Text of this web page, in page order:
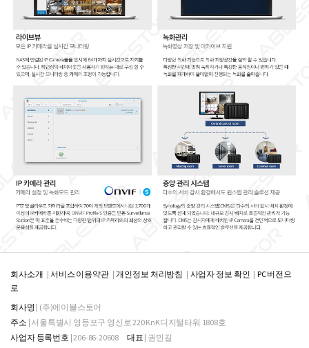
회사소개 서비스 이용약관 개인정보 처리방침 사업자 정보 확인
PC 버전으
로
회사명 | (주)에이블스토어
주소 | 서울특별시 영등포구 영신로 220 KnK디지털타워 1808호
사업자 등록번호 | 206-86-20608 대표 | 권민길